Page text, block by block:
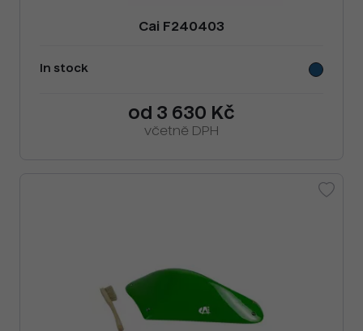
Cai F240403
In stock
od 3 630 Kč
včetně DPH